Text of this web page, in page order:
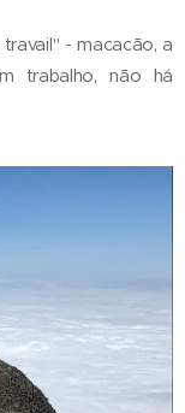
- macacão, a
trabalho, não há